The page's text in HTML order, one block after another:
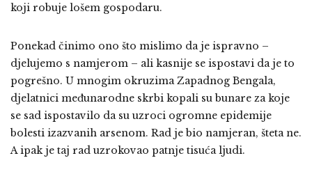
koji robuje lošem gospodaru.
Ponekad činimo ono što mislimo da je ispravno –
djelujemo s namjerom – ali kasnije se ispostavi da je to
pogrešno. U mnogim okruzima Zapadnog Bengala,
djelatnici međunarodne skrbi kopali su bunare za koje
se sad ispostavilo da su uzroci ogromne epidemije
bolesti izazvanih arsenom. Rad je bio namjeran, šteta ne.
A ipak je taj rad uzrokovao patnje tisuća ljudi.